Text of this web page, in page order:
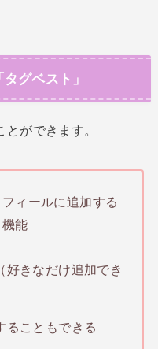
グベスト」
とができます。
ィールに追加する
能
好きなだけ追加でき
ることもできる